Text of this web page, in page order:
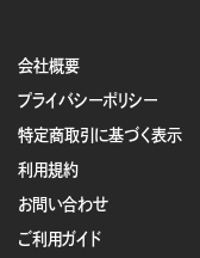
会社概要
プライバシーポリシー
特定商取引に基づく表示
利用規約
お問い合わせ
ご利用ガイド